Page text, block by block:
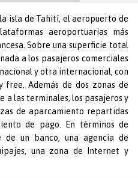
isla de Tahití, el aeropuerto de
aeroportuarias más
Sobre una superficie total
a los pasajeros comerciales
y otra internacional, con
free. Además de dos zonas de
a las terminales, los pasajeros y
de aparcamiento repartidas
de pago. En términos de
de un banco, una agencia de
una zona de Internet y